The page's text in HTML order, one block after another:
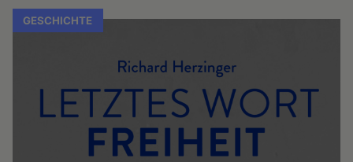
GESCHICHTE